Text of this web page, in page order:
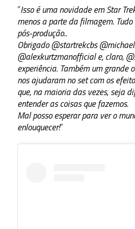
”Isso é uma novidade em Star
menos a parte da filmagem.
pós-produção..
Obrigado @startrekcbs
@alexkurtzmanofficial e, claro,
experiência. Também um grande
nos ajudaram no set com os
que, na maioria das vezes, seja
entender as coisas que fazemos.
Mal posso esperar para ver o
enlouquecer!”